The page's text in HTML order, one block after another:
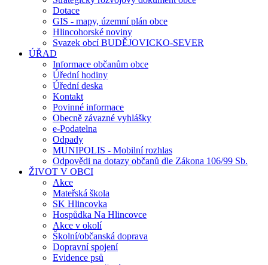
Dotace
GIS - mapy, územní plán obce
Hlincohorské noviny
Svazek obcí BUDĚJOVICKO-SEVER
ÚŘAD
Informace občanům obce
Úřední hodiny
Úřední deska
Kontakt
Povinné informace
Obecně závazné vyhlášky
e-Podatelna
Odpady
MUNIPOLIS - Mobilní rozhlas
Odpovědi na dotazy občanů dle Zákona 106/99 Sb.
ŽIVOT V OBCI
Akce
Mateřská škola
SK Hlincovka
Hospůdka Na Hlincovce
Akce v okolí
Školní/občanská doprava
Dopravní spojení
Evidence psů